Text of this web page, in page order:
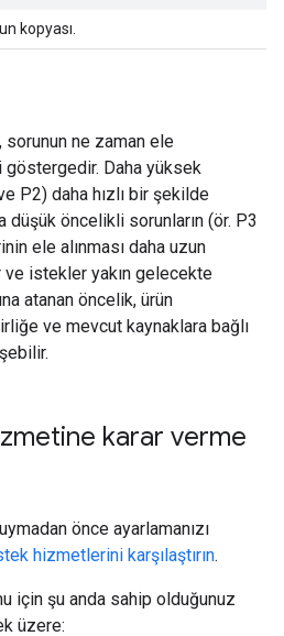
kopyası.
sorunun ne zaman ele
göstergedir. Daha yüksek
P2) daha hızlı bir şekilde
öncelikli sorunların (ör. P3
ele alınması daha uzun
istekler yakın gelecekte
atanan öncelik, ürün
ve mevcut kaynaklara bağlı
karar verme
önce ayarlamanızı
hizmetlerini karşılaştırın.
için şu anda sahip olduğunuz
üzere: